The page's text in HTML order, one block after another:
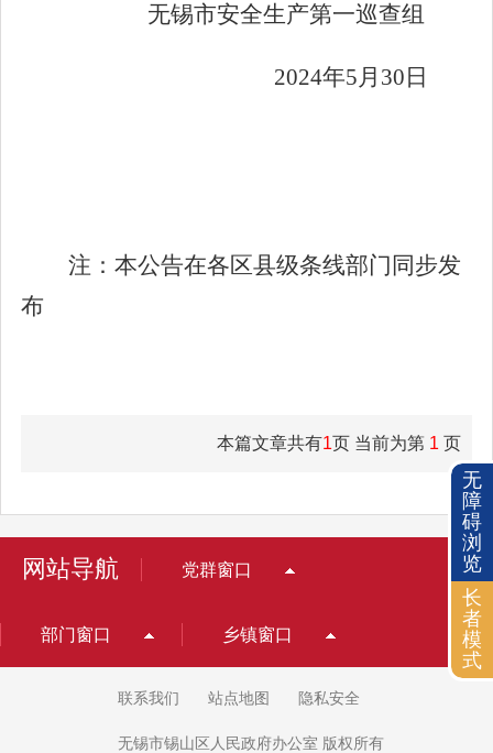
无锡市安全生产第一巡查组
2024年5月 30 日
注：本公告在各区县级条线部门同步发
布
本篇文章共有1页 当前为第 1 页
网站导航 党群窗口
部门窗口 乡镇窗口
联系我们 站点地图 隐私安全
无锡市锡山区人民政府办公室 版权所有
无
障
碍
浏
览
长
者
模
式